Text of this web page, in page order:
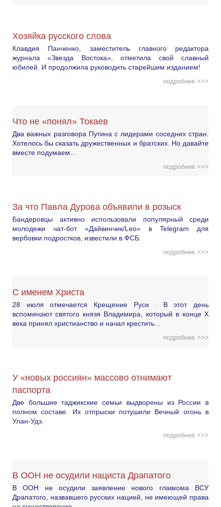
Хозяйка русского слова
Клавдия Панченко, заместитель главного редактора
журнала «Звезда Востока», отметила свой славный
юбилей. И продолжила руководить старейшим изданием!
подробнее >>>
Что не «понял» Токаев
Два важных разговора Путина с лидерами соседних стран.
Хотелось бы сказать дружественных и братских. Но давайте
вместе подумаем…
подробнее >>>
За что Павла Дурова объявили в розыск
Бандеровцы активно использовали популярный среди
молодежи чат-бот «Дайвинчик/Leo» в Telegram для
вербовки подростков, известили в ФСБ.
подробнее >>>
С именем Христа
28 июля отмечается Крещение Руси . В этот день
вспоминают святого князя Владимира, который в конце X
века принял христианство и начал крестить…
подробнее >>>
У «новых россиян» массово отнимают
паспорта
Две большие таджикские семьи выдворены из России в
полном составе. Их отпрыски потушили Вечный огонь в
Улан-Удэ.
подробнее >>>
В ООН не осудили нациста Драпатого
В ООН не осудили заявление нового главкома ВСУ
Драпатого, назвавшего русских нацией, не имеющей права